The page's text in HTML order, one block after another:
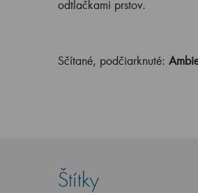
odtlačkami prstov.
Sčítané, podčiarknuté:
Štítky